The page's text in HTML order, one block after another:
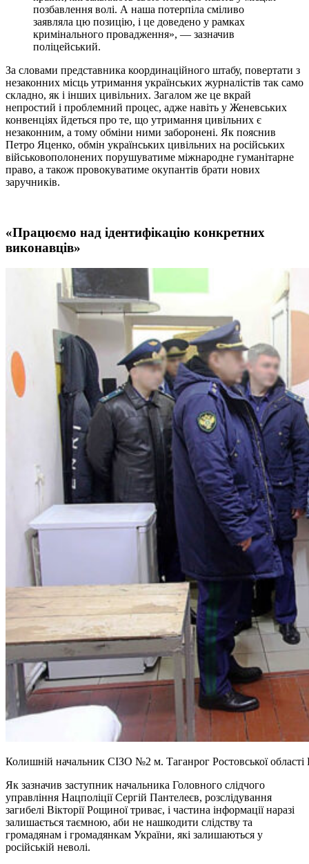
позбавлення волі. А наша потерпіла сміливо
заявляла цю позицію, і це доведено у рамках
кримінального провадження», — зазначив
поліцейський.
За словами представника координаційного штабу, повертати з
незаконних місць утримання українських журналістів так само
складно, як і інших цивільних. Загалом же це вкрай
непростий і проблемний процес, адже навіть у Женевських
конвенціях йдеться про те, що утримання цивільних є
незаконним, а тому обміни ними заборонені. Як пояснив
Петро Яценко, обмін українських цивільних на російських
військовополонених порушуватиме міжнародне гуманітарне
право, а також провокуватиме окупантів брати нових
заручників.
«Працюємо над ідентифікацію конкретних
виконавців»
Колишній начальник СІЗО №2 м. Таганрог Ростовської області
Як зазначив заступник начальника Головного слідчого
управління Нацполіції Сергій Пантелеєв, розслідування
загибелі Вікторії Рощиної триває, і частина інформації наразі
залишається таємною, аби не нашкодити слідству та
громадянам і громадянкам України, які залишаються у
російській неволі.